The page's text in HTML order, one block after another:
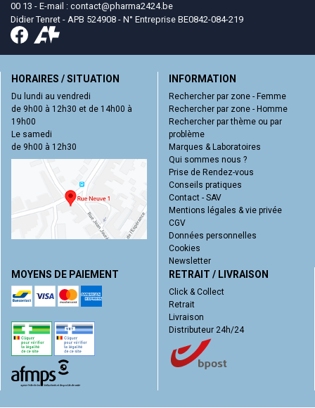
00 13 - E-mail : contact@pharma2424.be
Didier Tenret - APB 524908 - N° Entreprise BE0842-084-219
HORAIRES / SITUATION
Du lundi au vendredi
de 9h00 à 12h30 et de 14h00 à
19h00
Le samedi
de 9h00 à 12h30
INFORMATION
Rechercher par zone - Femme
Rechercher par zone - Homme
Rechercher par thème ou par
problème
Marques & Laboratoires
Qui sommes nous ?
Prise de Rendez-vous
Conseils pratiques
Contact - SAV
Mentions légales & vie privée
CGV
Données personnelles
Cookies
Newsletter
MOYENS DE PAIEMENT RETRAIT / LIVRAISON
Click & Collect
Retrait
Livraison
Distributeur 24h/24